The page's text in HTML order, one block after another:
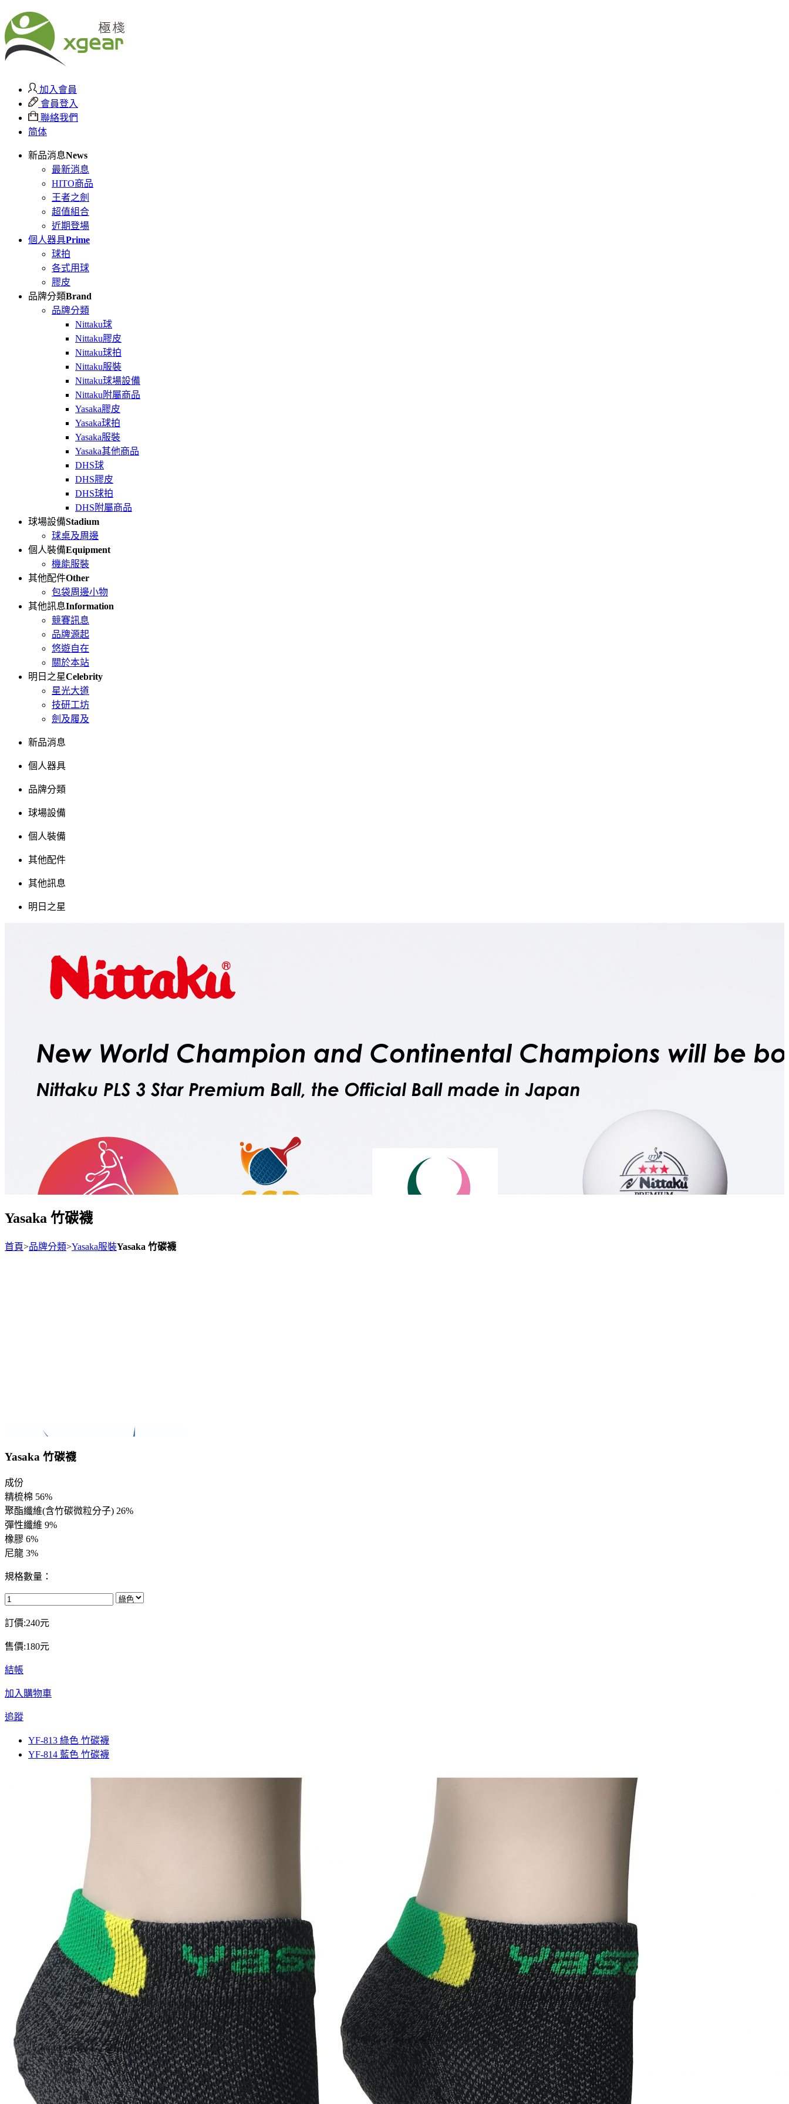
加入會員
會員登入
聯絡我們
简体
新品消息News
最新消息
HITO商品
王者之劍
超值組合
近期登場
個人器具Prime
球拍
各式用球
膠皮
品牌分類Brand
品牌分類
Nittaku球
Nittaku膠皮
Nittaku球拍
Nittaku服裝
Nittaku球場設備
Nittaku附屬商品
Yasaka膠皮
Yasaka球拍
Yasaka服裝
Yasaka其他商品
DHS球
DHS膠皮
DHS球拍
DHS附屬商品
球場設備Stadium
球桌及周邊
個人裝備Equipment
機能服裝
其他配件Other
包袋周邊小物
其他訊息Information
競賽訊息
品牌源起
悠遊自在
關於本站
明日之星Celebrity
星光大道
技研工坊
劍及履及
新品消息
個人器具
品牌分類
球場設備
個人裝備
其他配件
其他訊息
明日之星
Yasaka 竹碳襪
首頁>品牌分類>Yasaka服裝Yasaka 竹碳襪
Yasaka 竹碳襪
成份
精梳棉 56%
聚酯纖維(含竹碳微粒分子) 26%
彈性纖維 9%
橡膠 6%
尼龍 3%
規格數量：
訂價:240元
售價:180元
結帳
加入購物車
追蹤
YF-813 綠色 竹碳襪
YF-814 藍色 竹碳襪